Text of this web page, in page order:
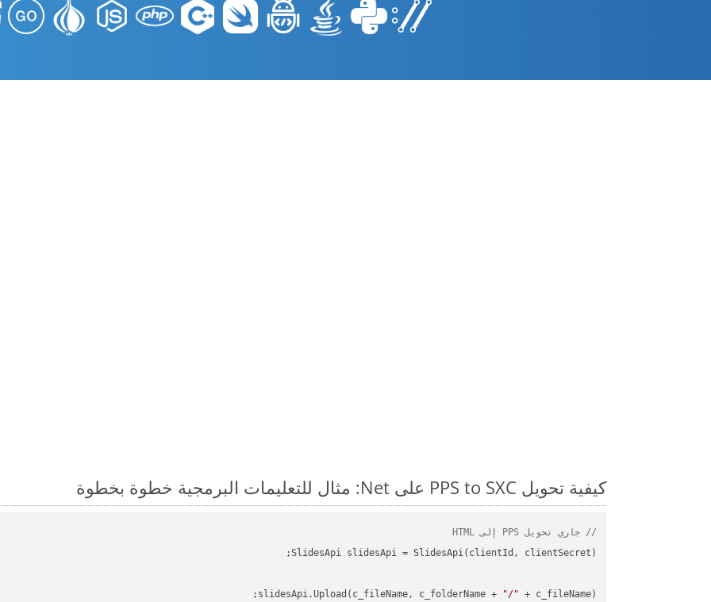
كيفية تحويل PPS to SXC على Net: مثال للتعليمات البرمجية خطوة بخطوة
// جاري تحويل PPS إلى HTML
slidesApi.Upload(c_fileName, c_folderName + "/"